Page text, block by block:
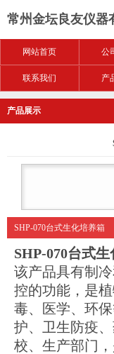
常州金坛良友仪器
网站首页 公
联系我们 产
产品展示
SHP-070台式生化培养箱
SHP-070台式
该产品具有制
控的功能，是
毒、医学、环
护、卫生防疫
校、生产部门